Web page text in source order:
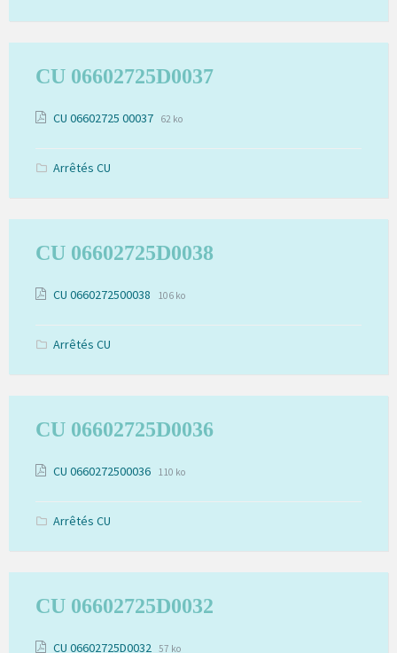
CU 06602725D0037
Pièces
CU 06602725 00037 Extension
fichier:
Taille
fichier:
62 ko
Arrêtés CU
CU 06602725D0038
Pièces
CU 0660272500038
Extension
fichier:
Taille
fichier:
106 ko
Arrêtés CU
CU 06602725D0036
Pièces
CU 0660272500036 Extension
fichier:
Taille
fichier:
110 ko
Arrêtés CU
CU 06602725D0032
Pièces
CU 06602725D0032 Extension
Taille
57 ko